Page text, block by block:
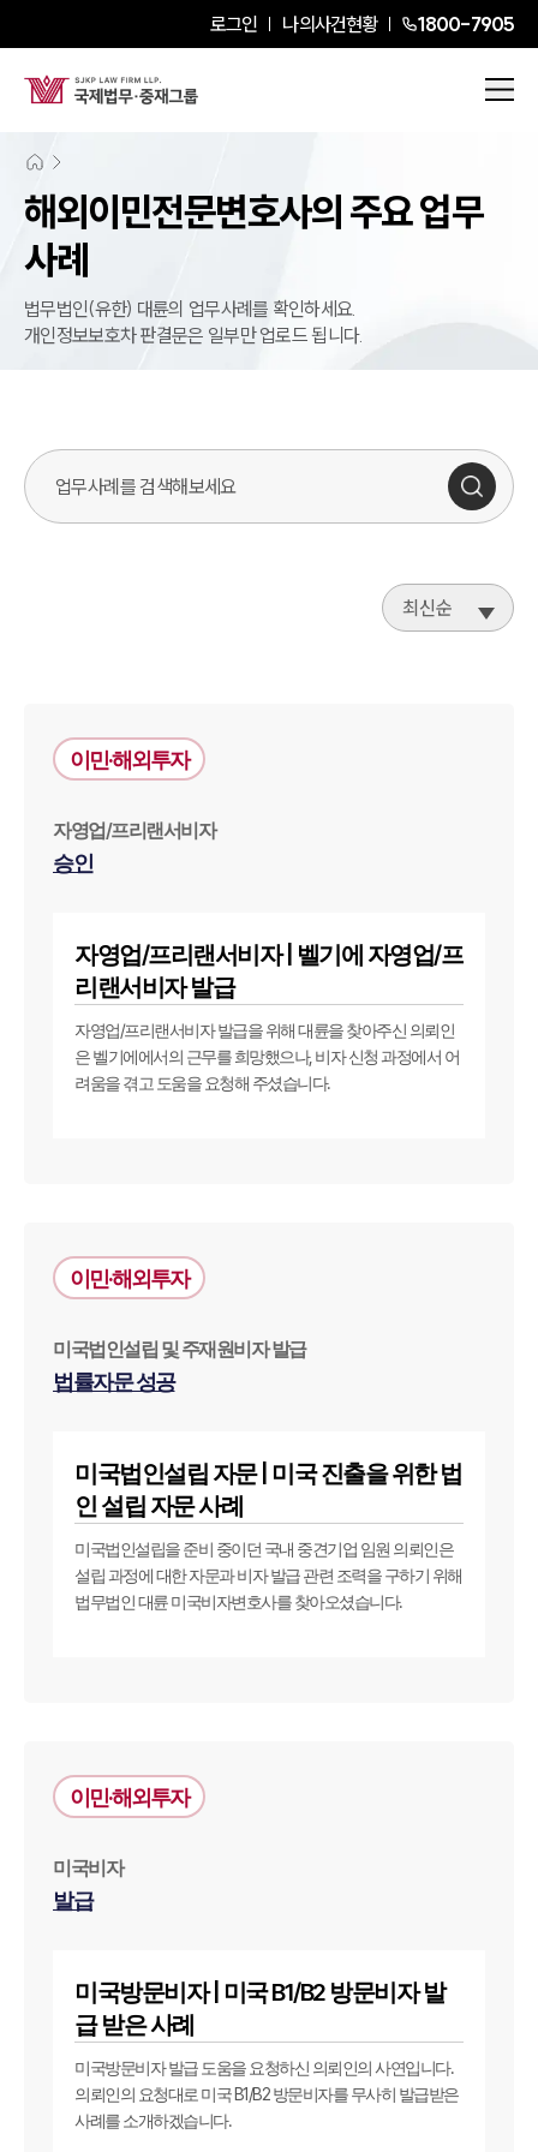
로그인 나의사건현황 1800-7905
AI대륜
업무사례
주요 업무사례
사례분석/최신동향
해외이민전문변호사의 주요 업무
사례
법무법인(유한) 대륜의 업무사례를 확인하세요.
개인정보보호차 판결문은 일부만 업로드 됩니다.
업무사례 검색창
최신순
이민·해외투자
자영업/프리랜서비자
승인
자영업/프리랜서비자 | 벨기에 자영업/프
리랜서비자 발급
자영업/프리랜서비자 발급을 위해 대륜을 찾아주신 의뢰인
은 벨기에에서의 근무를 희망했으나, 비자 신청 과정에서 어
려움을 겪고 도움을 요청해 주셨습니다.
이민·해외투자
미국법인설립 및 주재원비자 발급
법률자문 성공
미국법인설립 자문 | 미국 진출을 위한 법
인 설립 자문 사례
미국법인설립을 준비 중이던 국내 중견기업 임원 의뢰인은
설립 과정에 대한 자문과 비자 발급 관련 조력을 구하기 위해
법무법인 대륜 미국비자변호사를 찾아오셨습니다.
이민·해외투자
미국비자
발급
미국방문비자 | 미국 B1/B2 방문비자 발
급 받은 사례
미국방문비자 발급 도움을 요청하신 의뢰인의 사연입니다.
의뢰인의 요청대로 미국 B1/B2 방문비자를 무사히 발급받은
사례를 소개하겠습니다.